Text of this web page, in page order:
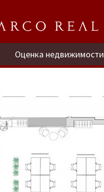
Оценка недвижимости